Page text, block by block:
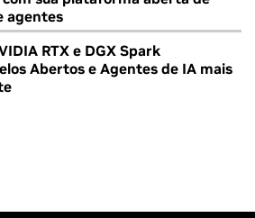
agentes
RTX e DGX Spark
Abertos e Agentes de IA mais